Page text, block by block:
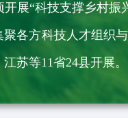
开展“科技支撑乡村
各方科技人才组织
苏等11省24县开展。